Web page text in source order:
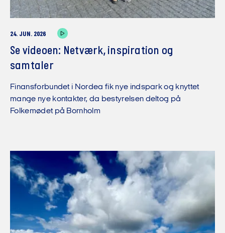
24. JUN. 2026
Se videoen: Netværk, inspiration og
samtaler
Finansforbundet i Nordea fik nye indspark og knyttet
mange nye kontakter, da bestyrelsen deltog på
Folkemødet på Bornholm